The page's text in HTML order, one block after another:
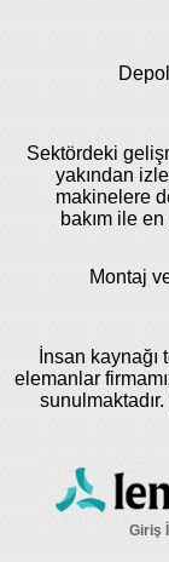
Sektördeki
yakından
makinelere
bakım ile
Montaj
İnsan
elemanlar
Giriş